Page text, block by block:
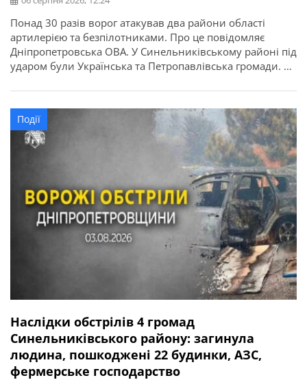
Понад 30 разів ворог атакував два райони області
артилерією та безпілотниками. Про це повідомляє
Дніпропетровська ОВА. У Синельниківському районі під
ударом були Українська та Петропавлівська громади. В
ліцей. По Петропавлівській громаді вдарили FPV-
дроном.
Події
Наслідки обстрілів 4 громад
Синельниківського району: загинула
людина, пошкоджені 22 будинки, АЗС,
фермерське господарство